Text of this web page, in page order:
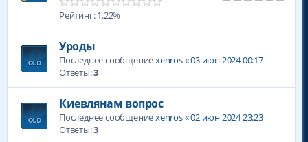
Рейтинг: 1.22%
Уроды
Последнее сообщениеxenros«03 июн 2024 00:17
Ответы:3
Киевлянам вопрос
Последнее сообщениеxenros«02 июн 2024 23:23
Ответы:3